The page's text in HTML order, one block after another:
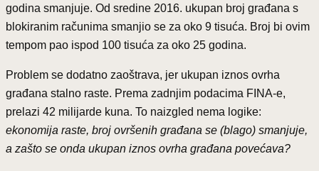
godina smanjuje. Od sredine 2016. ukupan broj građana s
blokiranim računima smanjio se za oko 9 tisuća. Broj bi ovim
tempom pao ispod 100 tisuća za oko 25 godina.
Problem se dodatno zaoštrava, jer ukupan iznos ovrha
građana stalno raste. Prema zadnjim podacima FINA-e,
prelazi 42 milijarde kuna. To naizgled nema logike:
ekonomija raste, broj ovršenih građana se (blago) smanjuje,
a zašto se onda ukupan iznos ovrha građana povećava?